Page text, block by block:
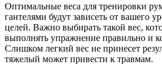
Оптимальные веса для тренировки
гантелями будут зависеть от вашего
целей. Важно выбирать такой вес,
выполнять упражнение правильно и
Слишком легкий вес не принесет
тяжелый может привести к травмам.